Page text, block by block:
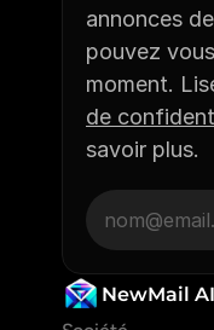
annonces
pouvez
moment.
de
savoir plus.
NewMail AI